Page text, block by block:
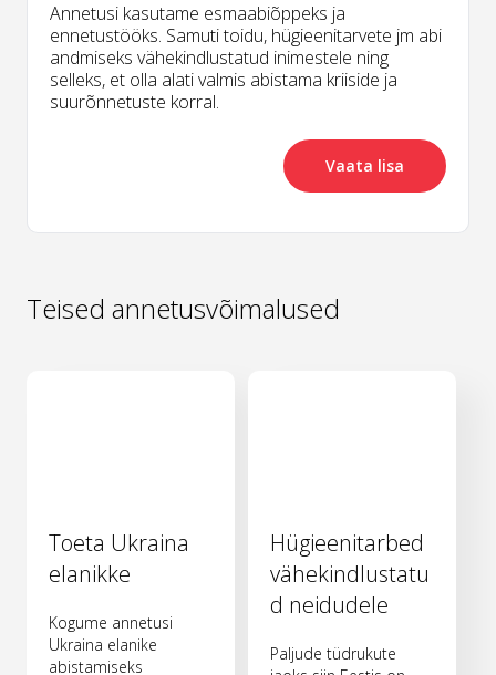
Annetusi kasutame esmaabiõppeks ja
ennetustööks. Samuti toidu, hügieenitarvete jm abi
andmiseks vähekindlustatud inimestele ning
selleks, et olla alati valmis abistama kriiside ja
suurõnnetuste korral.
Vaata lisa
Teised annetusvõimalused
Toeta Ukraina
elanikke
Kogume annetusi
Ukraina elanike
abistamiseks
Hügieenitarbed
vähekindlustatu
d neidudele
Paljude tüdrukute